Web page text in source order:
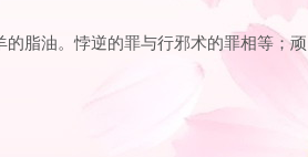
脂油。悖逆的罪与行邪术的罪相等；顽